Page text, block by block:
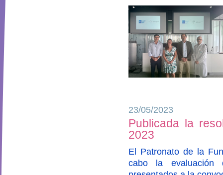
23/05/2023
Publicada la
2023
El Patronato de la
cabo la evaluación